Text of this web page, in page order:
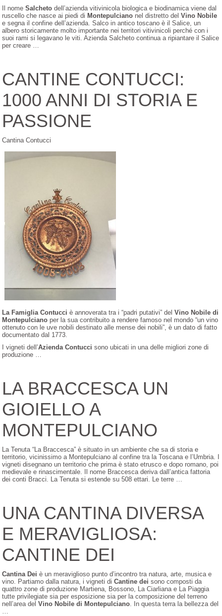
Il nomeSalcheto dell’azienda vitivinicola biologica e biodinamica viene dal
ruscello che nasce ai piedi di Montepulciano nel distretto delVino Nobile
e segna il confine dell’azienda. Salco in antico toscano è il Salice, un
albero storicamente molto importante nei territori vitivinicoli perché con i
suoi rami si legavano le viti. Azienda Salcheto continua a ripiantare il Salice
per creare …
CANTINE CONTUCCI:
1000 ANNI DI STORIA E
PASSIONE
Cantina Contucci
La Famiglia Contucci è annoverata tra i “padri putativi” delVino Nobile di
Montepulciano per la sua contribuito a rendere famoso nel mondo “un vino
ottenuto con le uve nobili destinato alle mense dei nobili”, è un dato di fatto
documentato dal 1773.
I vigneti dell’Azienda Contucci sono ubicati in una delle migliori zone di
produzione …
LA BRACCESCA UN
GIOIELLO A
MONTEPULCIANO
La Tenuta “La Braccesca” è situato in un ambiente che sa di storia e
territorio, vicinissimo a Montepulciano al confine tra la Toscana e l’Umbria. I
vigneti disegnano un territorio che prima è stato etrusco e dopo romano, poi
medievale e rinascimentale. Il nome Braccesca deriva dall’antica fattoria
dei conti Bracci. La Tenuta si estende su 508 ettari. Le terre …
UNA CANTINA DIVERSA
E MERAVIGLIOSA:
CANTINE DEI
Cantina Dei è un meraviglioso punto d’incontro tra natura, arte, musica e
vino. Partiamo dalla natura, i vigneti diCantine deisono composti da
quattro zone di produzione Martiena, Bossono, La Ciarliana e La Piaggia
tutte privilegiate sia per esposizione sia per la composizione del terreno
nell’area delVino Nobile di Montepulciano. In questa terra la bellezza del
…